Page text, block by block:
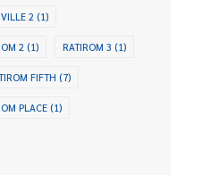
2 (1)
2(1) RATIROM 3 (1)
FIFTH (7)
PLACE (1)